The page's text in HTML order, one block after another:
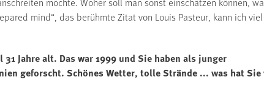
mind“, das berühmte Zitat von Louis Pasteur, kann ich viel
Jahre alt. Das war 1999 und Sie haben als junger
geforscht. Schönes Wetter, tolle Strände ... was hat Sie